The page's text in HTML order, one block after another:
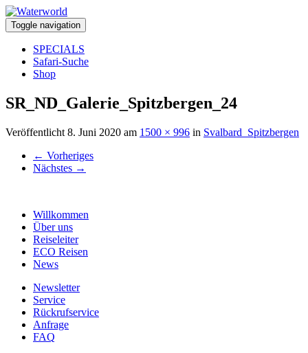
Toggle navigation
SPECIALS
Safari-Suche
Shop
SR_ND_Galerie_Spitzbergen_24
Veröffentlicht 8. Juni 2020 am 1500 × 996 in Svalbard_Spitzbergen
← Vorheriges
Nächstes →
Willkommen
Über uns
Reiseleiter
ECO Reisen
News
Newsletter
Service
Rückrufservice
Anfrage
FAQ